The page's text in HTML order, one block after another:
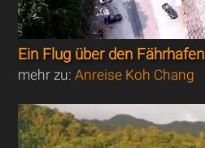
Ein Flug über den Fährhafen
mehr zu:Anreise Koh Chang